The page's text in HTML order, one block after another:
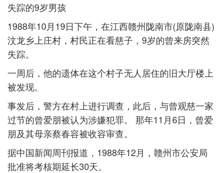
失踪的9岁男孩
1988年10月19日下午，在江西赣州陇南市(原陇南县)
汶龙乡上庄村，村民正在看慈子，9岁的曾来房突然
失踪。
一周后，他的遗体在这个村子无人居住的旧大厅楼上
被发现。
事发后，警方在村上进行调查，此后，与曾观慈一家
过节的曾爱朋被认为涉嫌犯罪。 那年11月6日，曾爱
朋及其母亲蔡春容被收容审查。
据中国新闻周刊报道，1988年12月，赣州市公安局
批准将考核期延长30天。